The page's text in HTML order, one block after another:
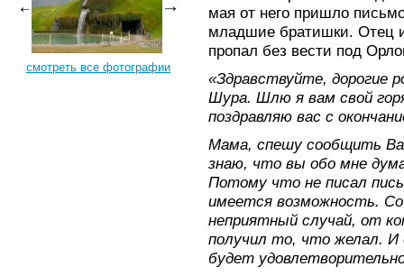
смотреть все фотографии
мая от него пришло
младшие братишки. Отец
пропал без вести под
«Здравствуйте, дорогие
Шура. Шлю я вам свой
поздравляю вас с
Мама, спешу сообщить
знаю, что вы обо мне
Потому что не писал
имеется возможность. Со
неприятный случай, от
получил то, что желал.
будет